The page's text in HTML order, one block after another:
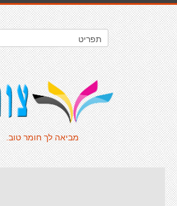
מביאה לך חומר טוב.